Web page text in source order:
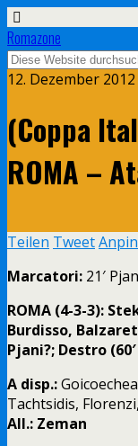
Romazone
12. Dezember 2012
(Coppa
ROMA –
Teilen Tweet
Marcatori: 21′
ROMA (4-3-3):
Burdisso,
Pjani?; Destro
A disp.:
Tachtsidis,
All.: Zeman